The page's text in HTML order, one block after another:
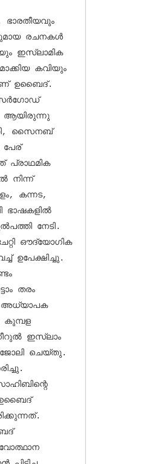
കവിയും
ആയിരുന്നു
സൈനബ്
പേര്
പ്രാഥമിക
നിന്ന്
കന്നട,
നേടി.
ഔദ്യോഗിക
ഉപേക്ഷിച്ചു.
അധ്യാപക
കുമ്പള